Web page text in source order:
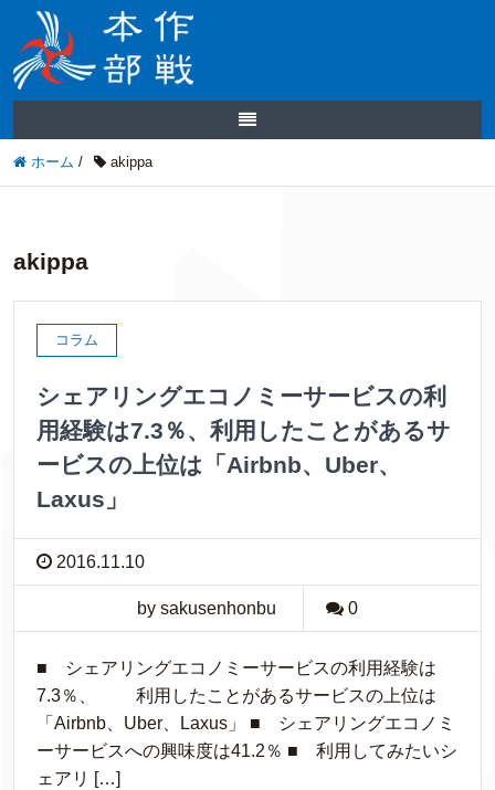
ホーム / akippa
akippa
コラム
シェアリングエコノミーサービスの利
用経験は7.3％、利用したことがあるサ
ービスの上位は「Airbnb、Uber、
Laxus」
2016.11.10
by sakusenhonbu 0
■ シェアリングエコノミーサービスの利用経験は
7.3％、 利用したことがあるサービスの上位は
「Airbnb、Uber、Laxus」 ■ シェアリングエコノミ
ーサービスへの興味度は41.2％ ■ 利用してみたいシ
ェアリ […]